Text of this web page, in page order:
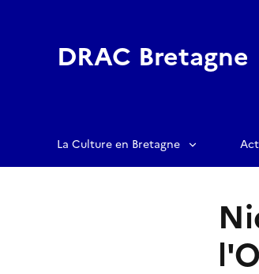
DRAC Bretagne
La Culture en Bretagne